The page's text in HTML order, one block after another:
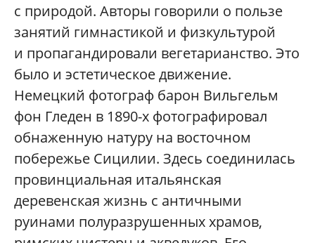
с природой. Авторы говорили о пользе
занятий гимнастикой и физкультурой
и пропагандировали вегетарианство. Это
было и эстетическое движение.
Немецкий фотограф барон Вильгельм
фон Гледен в 1890-х фотографировал
обнаженную натуру на восточном
побережье Сицилии. Здесь соединилась
провинциальная итальянская
деревенская жизнь с античными
руинами полуразрушенных храмов,